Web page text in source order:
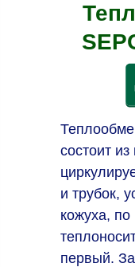
состоит
и трубок,
кожуха,
первый. За